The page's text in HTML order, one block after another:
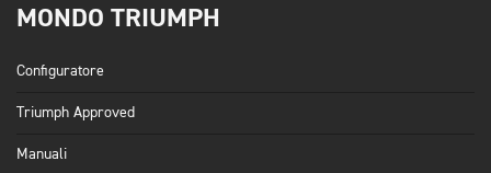
MONDO TRIUMPH
Configuratore
Triumph Approved
Manuali